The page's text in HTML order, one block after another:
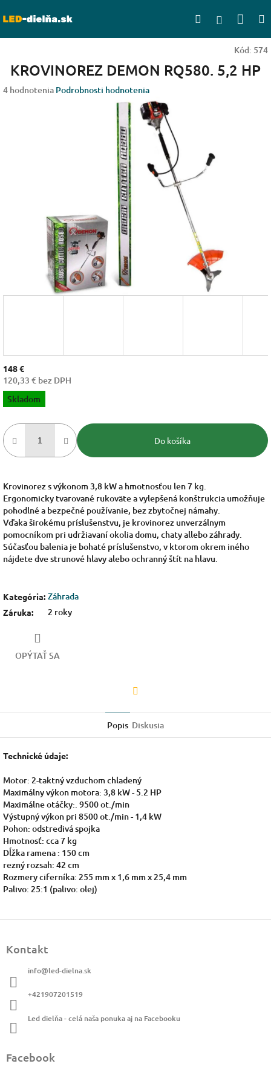
na
Hľadať
Kód: 574
KROVINOREZ DEMON RQ580. 5,2 HP
Priemerné
4 hodnotenia Podrobnosti hodnotenia
148 €
120,33 € bez DPH
Jednotková
cena:
Skladom
Do košíka
Krovinorez s výkonom 3,8 kW a hmotnosťou len 7 kg.
Ergonomicky tvarované rukoväte a vylepšená konštrukcia umožňuje
pohodlné a bezpečné používanie, bez zbytočnej námahy.
Vďaka širokému príslušenstvu, je krovinorez unverzálnym
pomocníkom pri udržiavaní okolia domu, chaty allebo záhrady.
Súčasťou balenia je bohaté príslušenstvo, v ktorom okrem iného
nájdete dve strunové hlavy alebo ochranný štít na hlavu.
Kategória: Záhrada
Záruka: 2 roky
OPÝTAŤ SA
Popis Diskusia
Technické údaje:
Motor: 2-taktný vzduchom chladený
Maximálny výkon motora: 3,8 kW - 5.2 HP
Maximálne otáčky:. 9500 ot./min
Výstupný výkon pri 8500 ot./min - 1,4 kW
Pohon: odstredivá spojka
Hmotnosť: cca 7 kg
Dĺžka ramena : 150 cm
rezný rozsah: 42 cm
Rozmery ciferníka: 255 mm x 1,6 mm x 25,4 mm
Palivo: 25:1 (palivo: olej)
Kontakt
info@led-dielna.sk
+421907201519
Led dielňa - celá naša ponuka aj na Facebooku
Facebook